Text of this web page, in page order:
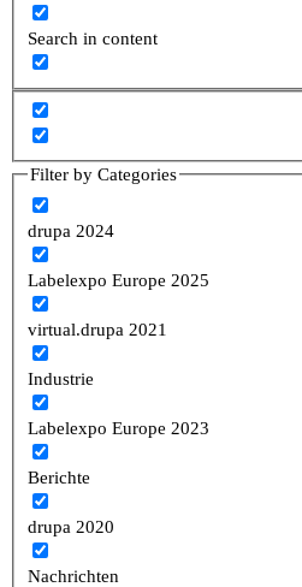
Search in content
Filter by Categories
drupa 2024
Labelexpo Europe 2025
virtual.drupa 2021
Industrie
Labelexpo Europe 2023
Berichte
drupa 2020
Nachrichten